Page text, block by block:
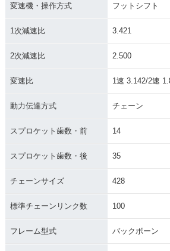
変速機・操作方式 フットシフト
1次減速比 3.421
2次減速比 2.500
変速比 1速 3.142/2速
動力伝達方式 チェーン
スプロケット歯数・前 14
スプロケット歯数・後 35
チェーンサイズ 428
標準チェーンリンク数 100
フレーム型式 バックボーン